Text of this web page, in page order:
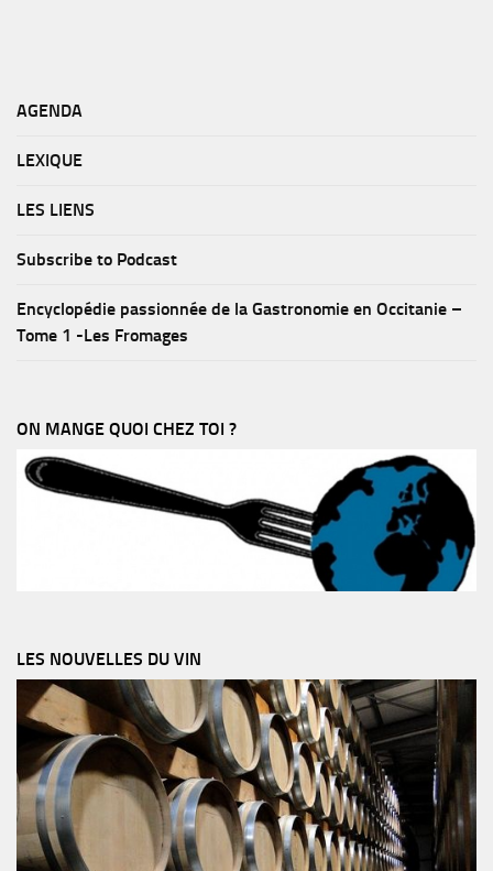
AGENDA
LEXIQUE
LES LIENS
Subscribe to Podcast
Encyclopédie passionnée de la Gastronomie en Occitanie –
Tome 1 -Les Fromages
ON MANGE QUOI CHEZ TOI ?
LES NOUVELLES DU VIN